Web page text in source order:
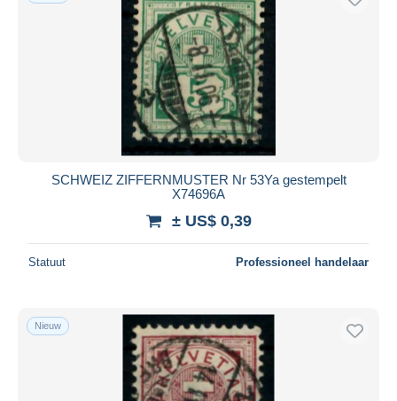
SCHWEIZ ZIFFERNMUSTER Nr 53Ya gestempelt
X74696A
± US$ 0,39
Statuut Professioneel handelaar
Nieuw